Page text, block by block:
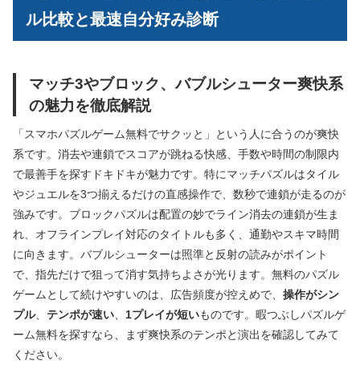
ル比較と最速自分好み診断
マッチ3やブロック、バブルシューター爽快系
の魅力を徹底解説
「スマホパズルゲーム無料でサクッと」という人に合うのが爽快
系です。消去や連鎖でスコアが跳ねる快感、手数や時間の制限内
で最善手を探すドキドキが魅力です。特にマッチパズルはタイル
やジュエルを3つ揃えるだけの直感操作で、数秒で連鎖が走るのが
強みです。ブロックパズルは配置の妙でライン消去の連鎖が生ま
れ、オフラインプレイ対応のタイトルも多く、通勤やスキマ時間
に向きます。バブルシューターは照準と反射の読みがポイント
で、指先だけで狙って消す気持ちよさが光ります。無料のパズル
ゲームとして続けやすいのは、広告頻度が控えめで、 操作がシン
プル、 テンポが速い 1プレイが短いものです。暇つぶしパズルゲ
ーム無料を探すなら、まず爽快系のテンポと演出を確認してみて
ください。